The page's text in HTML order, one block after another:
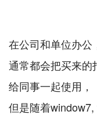
在公司和单位办公
通常都会把买来的
给同事一起使用，
但是随着window7,